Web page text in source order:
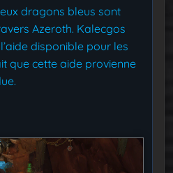
dragons bleus sont
Azeroth. Kalecgos
disponible pour les
que cette aide provienne